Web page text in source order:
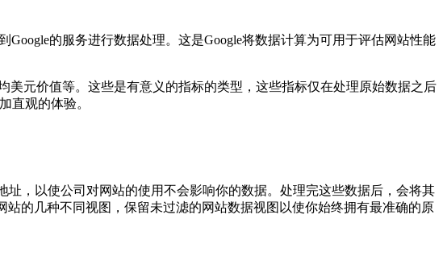
的服务进行数据处理。这是Google将数据计算为可用于评估网站性能
美元价值等。这些是有意义的指标的类型，这些指标仅在处理原始数据之后
直观的体验。
，以使公司对网站的使用不会影响你的数据。处理完这些数据后，会将其
站的几种不同视图，保留未过滤的网站数据视图以使你始终拥有最准确的原